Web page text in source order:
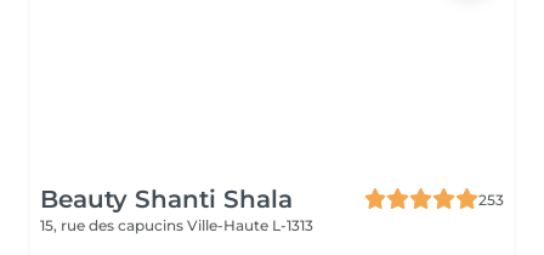
Beauty Shanti Shala
253
15, rue des capucins Ville-Haute L-1313